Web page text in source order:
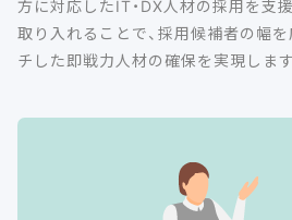
方に対応したIT・DX人材の採用を支
取り入れることで、採用候補者の幅を
チした即戦力人材の確保を実現します